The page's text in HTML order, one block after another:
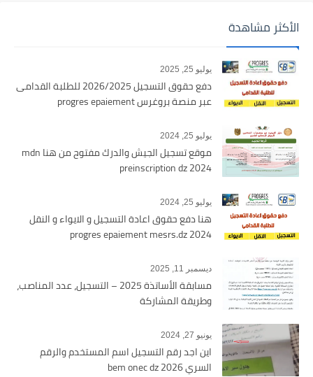
الأكثر مشاهدة
يوليو 25, 2025
دفع حقوق التسجيل 2026/2025 للطلبة القدامى
عبر منصة بروغرس progres epaiement
يوليو 25, 2024
موقع تسجيل الجيش والدرك مفتوح من هنا mdn
preinscription dz 2024
يوليو 25, 2024
هنا دفع حقوق اعادة التسجيل و الايواء و النقل
2024 progres epaiement mesrs.dz
ديسمبر 11, 2025
مسابقة الأساتذة 2025 – التسجيل، عدد المناصب،
وطريقة المشاركة
يونيو 27, 2024
اين اجد رقم التسجيل اسم المستخدم والرقم
السري bem onec dz 2026